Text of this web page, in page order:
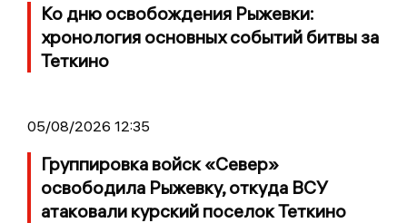
Ко дню освобождения Рыжевки:
хронология основных событий битвы за
Теткино
05/08/2026 12:35
Группировка войск «Север»
освободила Рыжевку, откуда ВСУ
атаковали курский поселок Теткино